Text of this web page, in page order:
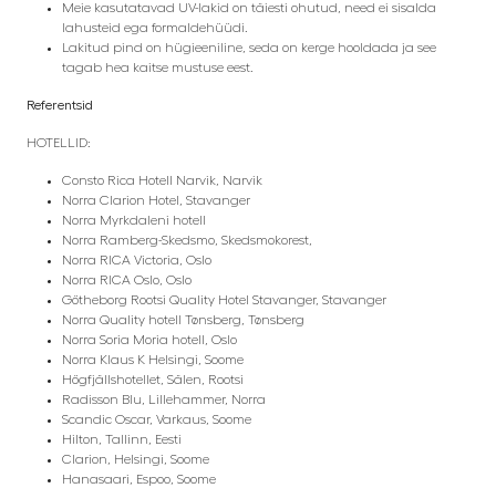
Meie kasutatavad UV-lakid on täiesti ohutud, need ei sisalda
lahusteid ega formaldehüüdi.
Lakitud pind on hügieeniline, seda on kerge hooldada ja see
tagab hea kaitse mustuse eest.
Referentsid
HOTELLID:
Consto Rica Hotell Narvik, Narvik
Norra Clarion Hotel, Stavanger
Norra Myrkdaleni hotell
Norra Ramberg-Skedsmo, Skedsmokorest,
Norra RICA Victoria, Oslo
Norra RICA Oslo, Oslo
Götheborg Rootsi Quality Hotel Stavanger, Stavanger
Norra Quality hotell Tønsberg, Tønsberg
Norra Soria Moria hotell, Oslo
Norra Klaus K Helsingi, Soome
Högfjällshotellet, Sälen, Rootsi
Radisson Blu, Lillehammer, Norra
Scandic Oscar, Varkaus, Soome
Hilton, Tallinn, Eesti
Clarion, Helsingi, Soome
Hanasaari, Espoo, Soome